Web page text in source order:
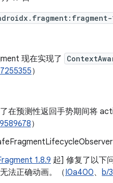
现在实现了
）
在预测性返回手势期间将
）
1.8.9 起] 修复了以下
法正确动画。（I0a400、 b/